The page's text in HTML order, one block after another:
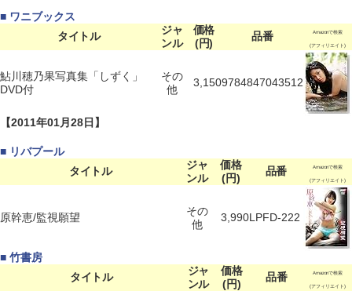
■ ワニブックス
タイトル
ジャ
ンル
価格
(円)
品番 Amazonで検索
(アフィリエイト)
鮎川穂乃果写真集「しずく」
DVD付
その
他
3,1509784847043512
【2011年01月28日】
■ リバプール
タイトル
ジャ
ンル
価格
(円)
品番 Amazonで検索
(アフィリエイト)
原幹恵/監視願望
その
他
3,990LPFD-222
■ 竹書房
タイトル
ジャ
ンル
価格
(円)
品番 Amazonで検索
(アフィリエイト)